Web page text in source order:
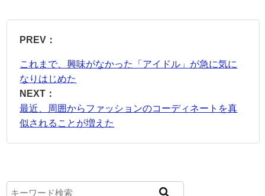
PREV：
これまで、興味がなかった「アイドル」が急に気に
なりはじめた
NEXT：
最近、周囲からファッションのコーディネートを真
似されることが増えた